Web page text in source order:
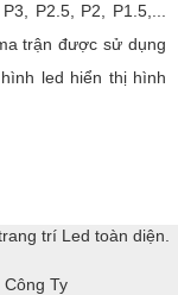
P2.5, P2, P1.5,...
trận được sử dụng
led hiển thị hình
cung cấp tất cả các
sâu cho các
trí Led toàn diện.
Công Ty